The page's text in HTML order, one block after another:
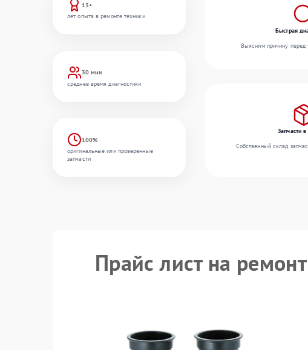
13+
лет опыта в ремонте техники
30 мин
среднее время диагностики
100%
оригинальные или проверенные
запчасти
Быстрая
Выясним причину перед
Запчасти
Собственный склад
Прайс лист на